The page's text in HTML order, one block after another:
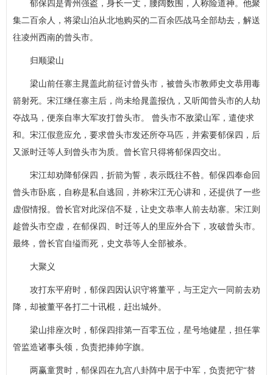
郁保四是青州强盗，身长一丈，腰阔数围，人称险道神。他聚
集二百余人，将梁山泊从北地购买的二百余匹战马全部劫去，解送
往凌州西南的曾头市。
归顺梁山
梁山前任寨主晁盖此前征讨曾头市，被曾头市教师史文恭用毒
箭射死。宋江继任寨主后，尚未给晁盖报仇，又听闻曾头市的人劫
夺战马，便亲自率大军攻打曾头市。 曾头市不敌梁山军，遣使求
和。宋江假意应允，要求曾头市发还所夺马匹，并索要郁保四，后
又派时迁等人到曾头市为质。曾长官只得将郁保四交出。
宋江却劝降郁保四，折箭为誓，表示既往不咎。郁保四奉命回
曾头市卧底，自称是私自逃回，并称宋江无心讲和，还提供了一些
虚假情报。曾长官对此深信不疑，让史文恭率人前去劫寨。宋江则
趁曾头市空虚，在郁保四、时迁等人的里应外合下，攻破曾头市。
最终，曾长官自缢而死，史文恭等人全部被杀。
大聚义
攻打东平府时，郁保四因认识守将董平，与王定六一同前去劝
降，却被董平各打二十讯棍，赶出城外。
梁山排座次时，郁保四排第一百零五位，星号地健星，担任掌
管监造诸事头领，负责把捧帅字旗。
两赢童贯时，郁保四在九宫八卦阵中居于中军，负责把守“替